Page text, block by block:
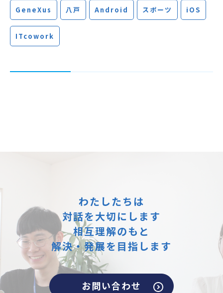
GeneXus 八戸 Android スポーツ iOS
ITcowork
わたしたちは
対話を大切にします
相互理解のもと
解決・発展を目指します
お問い合わせ